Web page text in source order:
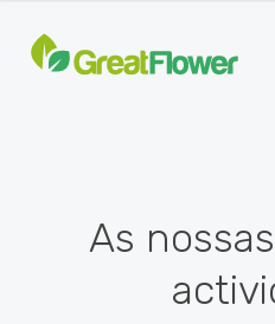
As